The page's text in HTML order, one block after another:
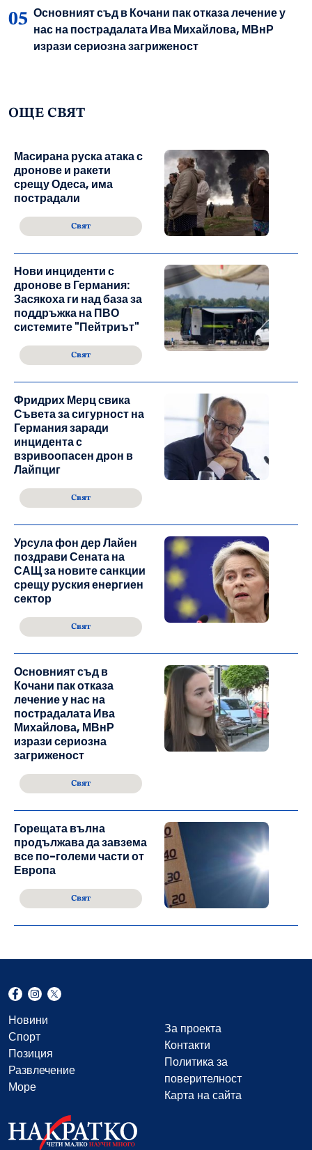
Основният съд в Кочани пак отказа лечение у
нас на пострадалата Ива Михайлова, МВнР
изрази сериозна загриженост
ОЩЕ СВЯТ
Масирана руска атака с
дронове и ракети
срещу Одеса, има
пострадали
Свят
Нови инциденти с
дронове в Германия:
Засякоха ги над база за
поддръжка на ПВО
системите "Пейтриът"
Свят
Фридрих Мерц свика
Съвета за сигурност на
Германия заради
инцидента с
взривоопасен дрон в
Лайпциг
Свят
Урсула фон дер Лайен
поздрави Сената на
САЩ за новите санкции
срещу руския енергиен
сектор
Свят
Основният съд в
Кочани пак отказа
лечение у нас на
пострадалата Ива
Михайлова, МВнР
изрази сериозна
загриженост
Свят
Горещата вълна
продължава да завзема
все по-големи части от
Европа
Свят
Новини
Спорт
Позиция
Развлечение
Море
За проекта
Контакти
Политика за
поверителност
Карта на сайта